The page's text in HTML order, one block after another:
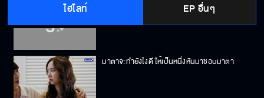
ไฮไลท์ EP อื่นๆ
มาตาไม่เคยใจเต้นแรงขนาดนี้ มาตาชอบเป็นหนึ่ง
มาตาจะทำยังไงดี ให้เป็นหนึ่งหันมาชอบมาตา